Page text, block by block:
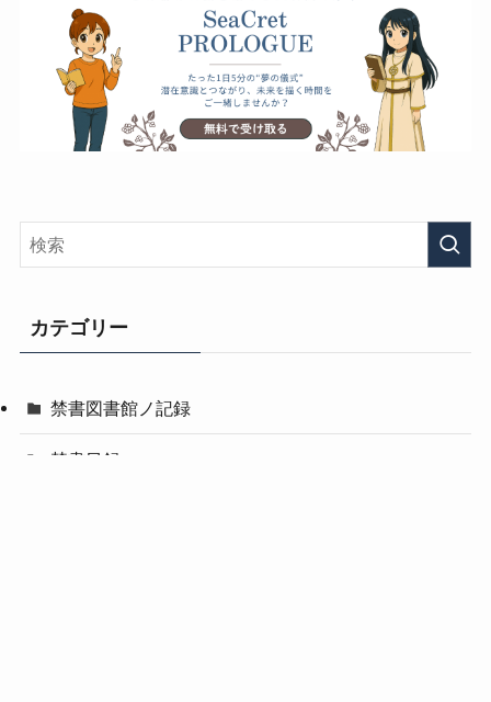
カテゴリー
禁書図書館ノ記録
禁書目録